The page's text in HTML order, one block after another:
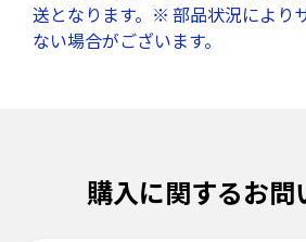
送となります。※ 部品状況により
ない場合がございます。
購入に関するお問